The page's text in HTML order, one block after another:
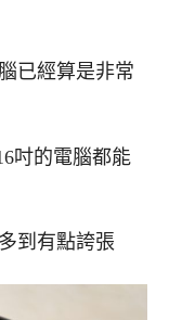
已經算是非常
吋的電腦都能
到有點誇張